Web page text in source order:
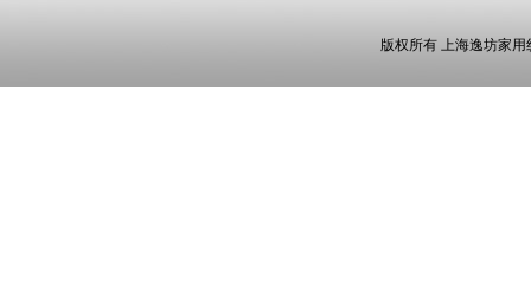
版权所有 上海逸坊家